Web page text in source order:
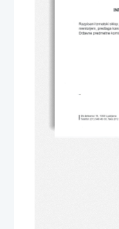
Razpisani tematski sklop
mentorjem,
predlaga
DrZavne
predmetne
I Ob
Telefon (01) 46 00, faks (01)